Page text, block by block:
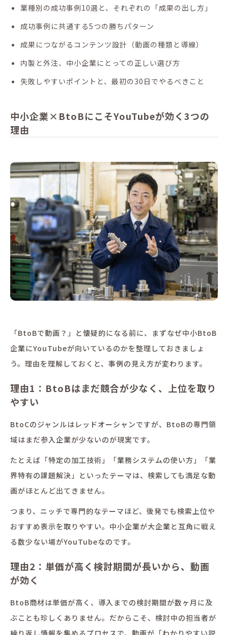
業種別の成功事例10選と、それぞれの「成果の出し方」
成功事例に共通する5つの勝ちパターン
成果につながるコンテンツ設計（動画の種類と導線）
内製と外注、中小企業にとっての正しい選び方
失敗しやすいポイントと、最初の30日でやるべきこと
中小企業×BtoBにこそYouTubeが効く3つの
理由
「BtoBで動画？」と懐疑的になる前に、まずなぜ中小BtoB
企業にYouTubeが向いているのかを整理しておきましょ
う。理由を理解しておくと、事例の見え方が変わります。
理由1：BtoBはまだ競合が少なく、上位を取り
やすい
BtoCのジャンルはレッドオーシャンですが、BtoBの専門領
域はまだ参入企業が少ないのが現実です。
たとえば「特定の加工技術」「業務システムの使い方」「業
界特有の課題解決」といったテーマは、検索しても満足な動
画がほとんど出てきません。
つまり、ニッチで専門的なテーマほど、後発でも検索上位や
おすすめ表示を取りやすい。中小企業が大企業と互角に戦え
る数少ない場がYouTubeなのです。
理由2：単価が高く検討期間が長いから、動画
が効く
BtoB商材は単価が高く、導入までの検討期間が数ヶ月に及
ぶことも珍しくありません。だからこそ、検討中の担当者が
繰り返し情報を集めるプロセスで、動画が「わかりやすい説